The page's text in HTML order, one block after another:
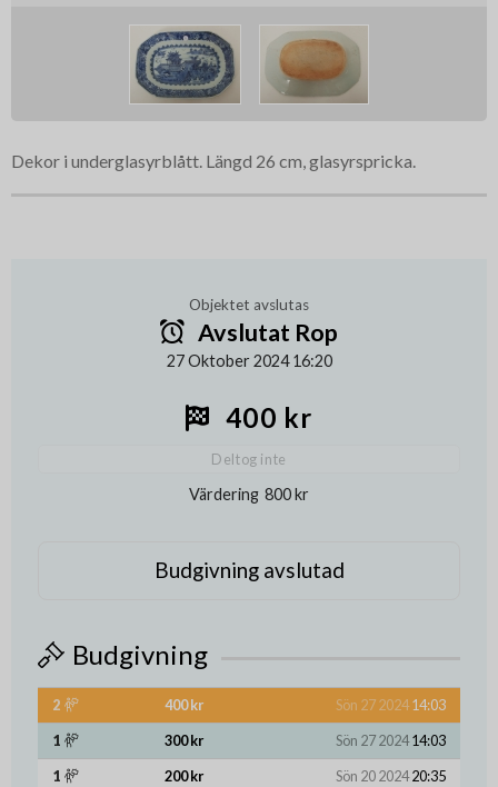
Dekor i underglasyrblått. Längd 26 cm, glasyrspricka.
Objektet avslutas
Avslutat Rop
27 Oktober 2024 16:20
400 kr
Deltog inte
Värdering 800 kr
Budgivning avslutad
Budgivning
2 400 kr Sön 27 202414:03
1
300 kr Sön 27 202414:03
1
200 kr Sön 20 202420:35